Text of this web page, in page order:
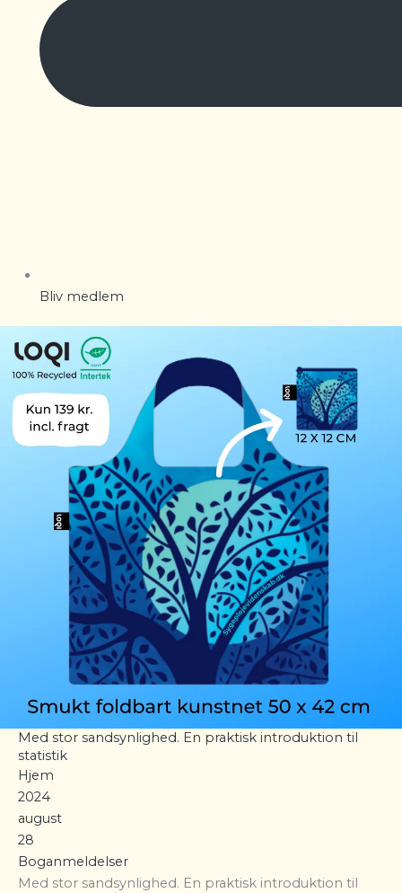
Bliv medlem
Med stor sandsynlighed. En praktisk introduktion til
statistik
Hjem
2024
august
28
Boganmeldelser
Med stor sandsynlighed. En praktisk introduktion til